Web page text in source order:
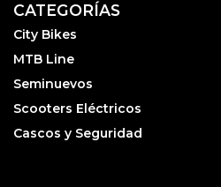
CATEGORÍAS
City Bikes
MTB Line
Seminuevos
Scooters Eléctricos
Cascos y Seguridad